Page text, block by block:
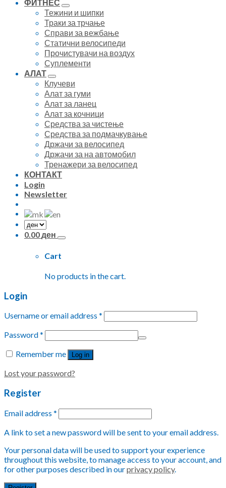
ФИТНЕС
Тежини и шипки
Траки за трчање
Справи за вежбање
Статични велосипеди
Прочистувачи на воздух
Суплементи
АЛАТ
Клучеви
Алат за гуми
Алат за ланец
Алат за кочници
Средства за чистење
Средства за подмачкување
Држачи за велосипед
Држачи за на автомобил
Тренажери за велосипед
КОНТАКТ
Login
Newsletter
0.00ден
Cart
No products in the cart.
Login
Username or email address *
Password*
Remember me
Log in
Lost your password?
Register
Email address *
A link to set a new password will be sent to your email address.
Your personal data will be used to support your experience
throughout this website, to manage access to your account, and
for other purposes described in ourprivacy policy.